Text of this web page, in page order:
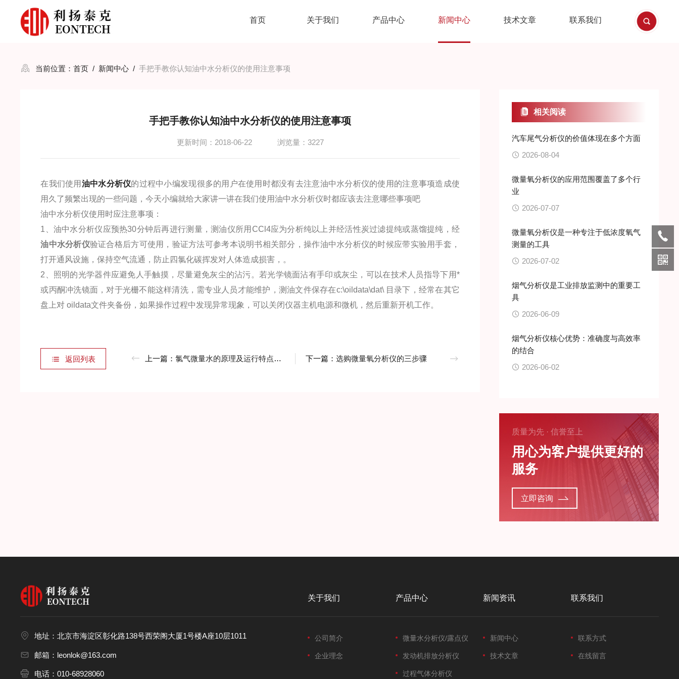
首页 关于我们 产品中心 新闻中心 技术文章 联系我们
当前位置：首页 / 新闻中心 /手把手教你认知油中水分析仪的使用注意事项
手把手教你认知油中水分析仪的使用注意事项
更新时间：2018-06-22 浏览量：3227
在我们使用 油中水分析仪的过程中小编发现很多的用户在使用时都没有去注意油中水分析仪的使用的注意事项造成使
用久了频繁出现的一些问题，今天小编就给大家讲一讲在我们使用油中水分析仪时都应该去注意哪些事项吧
油中水分析仪使用时应注意事项：
1、油中水分析仪应预热30分钟后再进行测量，测油仪所用CCl4应为分析纯以上并经活性炭过滤提纯或蒸馏提纯，经
油中水分析仪验证合格后方可使用，验证方法可参考本说明书相关部分，操作油中水分析仪的时候应带实验用手套，
打开通风设施，保持空气流通，防止四氯化碳挥发对人体造成损害，。
2、照明的光学器件应避免人手触摸，尽量避免灰尘的沾污。若光学镜面沾有手印或灰尘，可以在技术人员指导下用*
或丙酮冲洗镜面，对于光栅不能这样清洗，需专业人员才能维护，测油文件保存在c:\oildata\dat\ 目录下，经常在其它
盘上对 oildata文件夹备份，如果操作过程中发现异常现象，可以关闭仪器主机电源和微机，然后重新开机工作。
返回列表 上一篇：氯气微量水的原理及运行特点你了解哪一项？ 下一篇：选购微量氧分析仪的三步骤
相关阅读
汽车尾气分析仪的价值体现在多个方面
2026-08-04
微量氧分析仪的应用范围覆盖了多个行
业
2026-07-07
微量氧分析仪是一种专注于低浓度氧气
测量的工具
2026-07-02
烟气分析仪是工业排放监测中的重要工
具
2026-06-09
烟气分析仪核心优势：准确度与高效率
的结合
2026-06-02
质量为先 · 信誉至上
用心为客户提供更好的
服务
立即咨询
地址：北京市海淀区彰化路138号西荣阁大厦1号楼A座10层1011
邮箱：leonlok@163.com
电话：010-68928060
关于我们
公司简介
企业理念
产品中心
微量水分析仪/露点仪
发动机排放分析仪
过程气体分析仪
新闻资讯
新闻中心
技术文章
联系我们
联系方式
在线留言